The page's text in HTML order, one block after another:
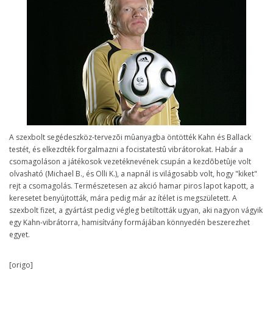
A szexbolt segédeszköz-tervezõi mûanyagba öntötték Kahn és Ballack
testét, és elkezdték forgalmazni a focistatestû vibrátorokat. Habár a
csomagoláson a játékosok vezetéknevének csupán a kezdõbetûje volt
olvasható (Michael B., és Olli K.), a napnál is világosabb volt, hogy "kiket"
rejt a csomagolás. Természetesen az akció hamar piros lapot kapott, a
keresetet benyújtották, mára pedig már az ítélet is megszületett. A
szexbolt fizet, a gyártást pedig végleg betiltották ugyan, aki nagyon vágyik
egy Kahn-vibrátorra, hamisítvány formájában könnyedén beszerezhet
egyet.
[origo]